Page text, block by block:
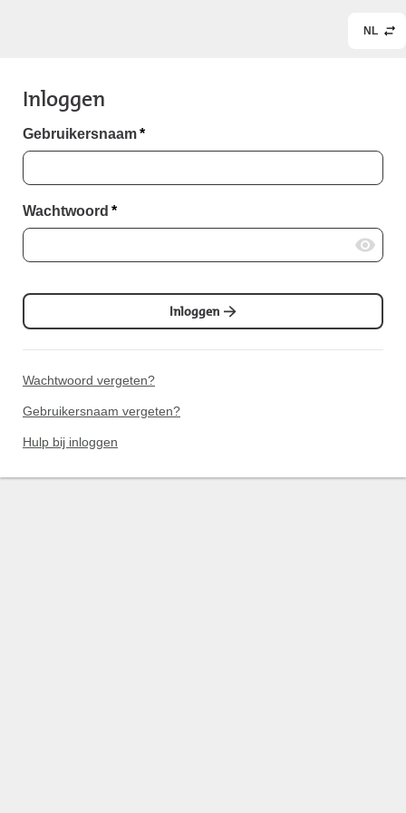
NL
Inloggen
Gebruikersnaam*
Wachtwoord *
Inloggen
Wachtwoord vergeten?
Gebruikersnaam vergeten?
Hulp bij inloggen